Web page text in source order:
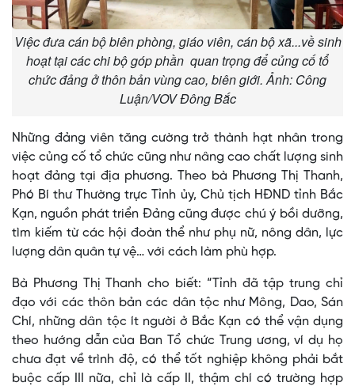
Việc đưa cán bộ biên phòng, giáo viên, cán bộ xã...về sinh
hoạt tại các chi bộ góp phần quan trọng để củng cố tổ
chức đảng ở thôn bản vùng cao, biên giới. Ảnh: Công
Luận/VOV Đông Bắc
Những đảng viên tăng cường trở thành hạt nhân trong
việc củng cố tổ chức cũng như nâng cao chất lượng sinh
hoạt đảng tại địa phương. Theo bà Phương Thị Thanh,
Phó Bí thư Thường trực Tỉnh ủy, Chủ tịch HĐND tỉnh Bắc
Kạn, nguồn phát triển Đảng cũng được chú ý bồi dưỡng,
tìm kiếm từ các hội đoàn thể như phụ nữ, nông dân, lực
lượng dân quân tự vệ… với cách làm phù hợp.
Bà Phương Thị Thanh cho biết: “Tỉnh đã tập trung chỉ
đạo với các thôn bản các dân tộc như Mông, Dao, Sán
Chí, những dân tộc ít người ở Bắc Kạn có thể vận dụng
theo hướng dẫn của Ban Tổ chức Trung ương, ví dụ họ
chưa đạt về trình độ, có thể tốt nghiệp không phải bắt
buộc cấp III nữa, chỉ là cấp II, thậm chí có trường hợp